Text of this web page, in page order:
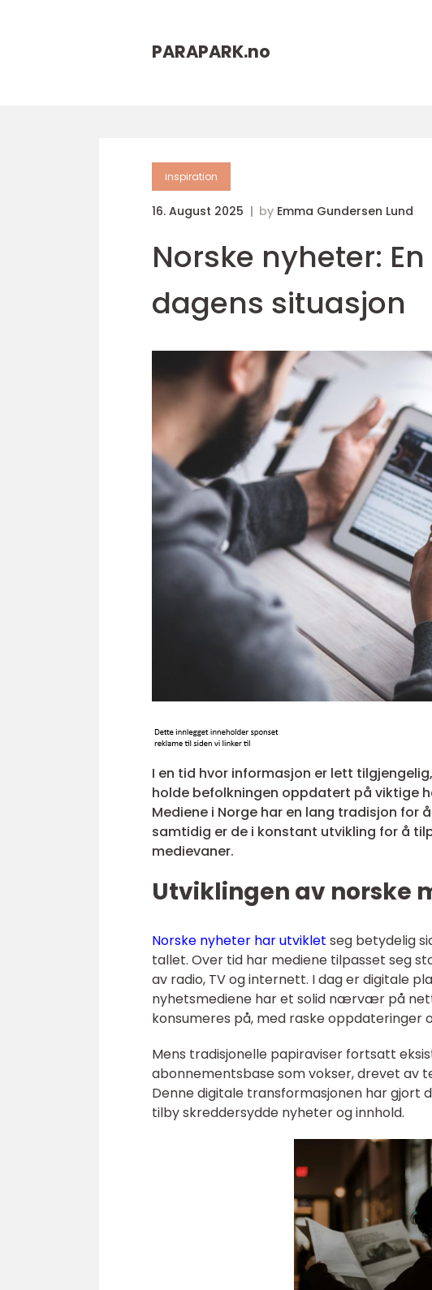
PARAPARK.no
inspiration
16. August 2025 by Emma Gundersen Lund
Norske nyheter:
dagens situasjon
I en tid hvor informasjon er lett
holde befolkningen oppdatert på viktige
Mediene i Norge har en lang tradisjon for
samtidig er de i konstant utvikling for å
medievaner.
Utviklingen av norske
Norske nyheter har utviklet seg betydelig
tallet. Over tid har mediene tilpasset seg
av radio, TV og internett. I dag er digitale
nyhetsmediene har et solid nærvær på
konsumeres på, med raske oppdateringer
Mens tradisjonelle papiraviser fortsatt
abonnementsbase som vokser, drevet av
Denne digitale transformasjonen har gjort
tilby skreddersydde nyheter og innhold.